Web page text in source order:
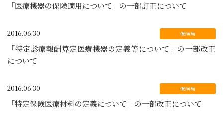
「医療機器の保険適用について」の一部訂正について
2016.06.30
「特定診療報酬算定医療機器の定義等について」の一部改正
について
2016.06.30
「特定保険医療材料の定義について」の一部改正について